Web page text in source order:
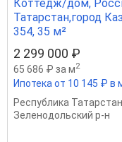
Коттедж/дом,
Татарстан,город
354, 35 м²
2 299 000 ₽
65 686 ₽ за м2
Ипотека от 10 145 ₽ в
Республика Татарстан
Зеленодольский р-н